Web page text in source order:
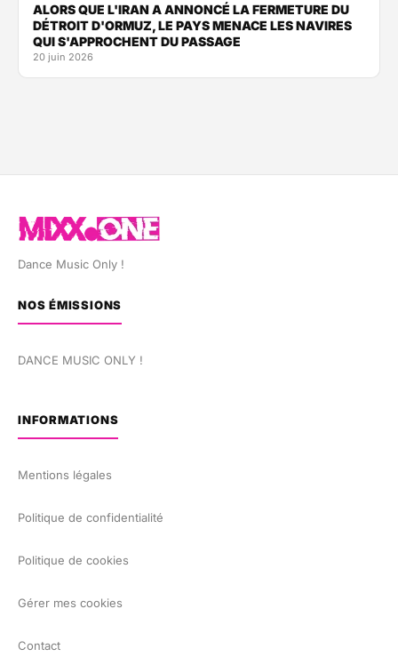
ALORS QUE L'IRAN A ANNONCÉ LA FERMETURE DU
DÉTROIT D'ORMUZ, LE PAYS MENACE LES NAVIRES
QUI S'APPROCHENT DU PASSAGE
20 juin 2026
Dance Music Only !
NOS ÉMISSIONS
DANCE MUSIC ONLY !
INFORMATIONS
Mentions légales
Politique de confidentialité
Politique de cookies
Gérer mes cookies
Contact